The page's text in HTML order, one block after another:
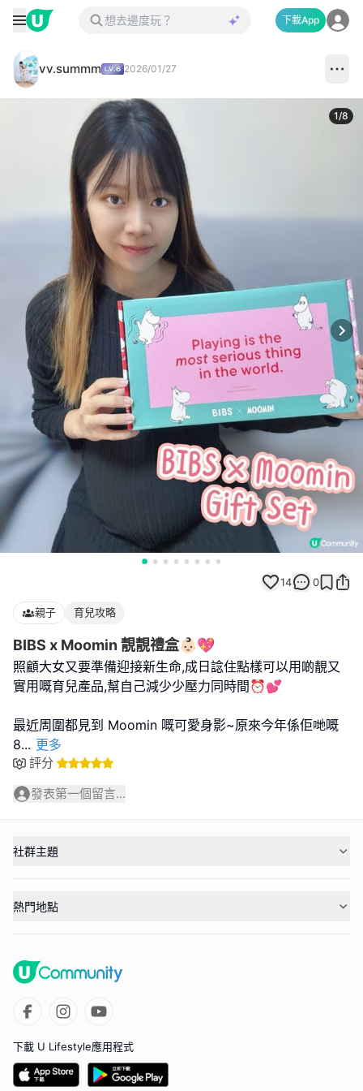
下載App
vv.summm 2026/01/27
1/8
14 0
親子 育兒攻略
BIBS x Moomin 靚靚禮盒👶🏻💖
照顧大女又要準備迎接新生命,成日諗住點樣可以用啲靚又
實用嘅育兒產品,幫自己減少少壓力同時間⏰💕
最近周圍都見到 Moomin 嘅可愛身影~原來今年係佢哋嘅
8... 更多
評分
發表第一個留言...
社群主題
熱門地點
下載 U Lifestyle應用程式